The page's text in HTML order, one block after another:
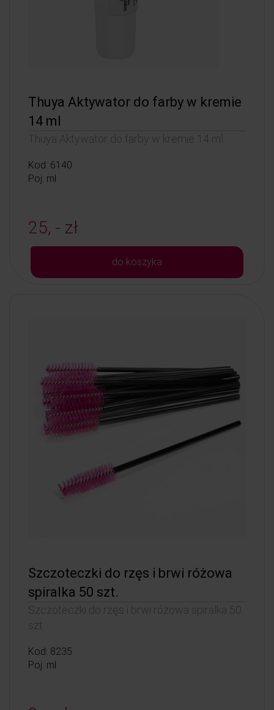
Thuya Aktywator do farby w kremie
14 ml
Thuya Aktywator do farby w kremie 14 ml
Kod: 6140
Poj: ml
25, - zł
do koszyka
Szczoteczki do rzęs i brwi różowa
spiralka 50 szt.
Szczoteczki do rzęs i brwi różowa spiralka 50
szt.
Kod: 8235
Poj: ml